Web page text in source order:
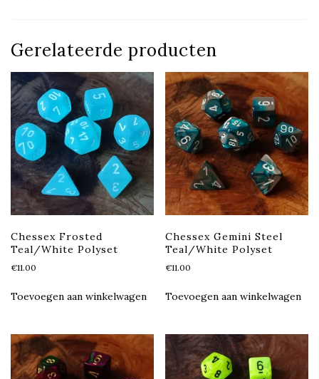
Gerelateerde producten
Chessex Frosted
Teal/White Polyset
€11.00
Toevoegen aan winkelwagen
Chessex Gemini Steel
Teal/White Polyset
€11.00
Toevoegen aan winkelwagen